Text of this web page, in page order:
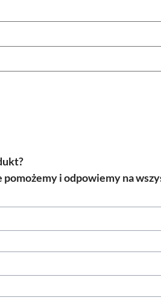
pomożemy i odpowiemy na